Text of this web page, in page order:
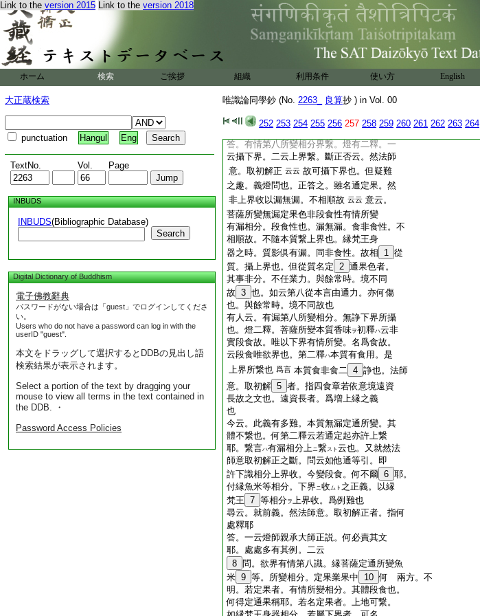
Link to the version 2015 Link to the version 2018
ホーム 検索 ご挨拶 組織 利用条件 使い方 English
大正蔵検索
punctuation Hangul Eng
TextNo. Vol. Page
INBUDS
INBUDS(Bibliographic Database)
Search
Digital Dictionary of Buddhism
電子佛教辭典
パスワードがない場合は「guest」でログインしてくださ
い。
Users who do not have a password can log in with the
userID "guest".
本文をドラッグして選択するとDDBの見出し語
検索結果が表示されます。
Select a portion of the text by dragging your
mouse to view all terms in the text contained in
the DDB. ・
Password Access Policies
唯識論同學鈔 (No. 2263_ 良算抄 ) in Vol. 00
252 253 254 255 256 257 258 259 260 261 262 263 264
等之時。所變相分。爲隨本質攝上界。將
如何 答。依燈第一釋者。下界攝也 付
之既隨本質。名定通果。何不從質屬上界
之下界者。豈欲界有定果色耶。
況下界有情第八。縁梵王身器相分。既上界
所繋也。例此可
25 爾。依之見淄洲大師餘處
釋。欲界五識。縁梵王身 26 器相分。名 27 定果
28 云釋。以五識相分。屬上地。名ト業果＊云
釋。欲界攝
答。有情第八所變相分界繋。燈有二釋。一
云攝下界。二云上界繋。斷正否云。然法師
意。取初解正 云云 故可攝下界也。但疑難
之趣。義燈問也。正答之。雖名通定果。然
非上界收以漏無漏。不相順故 云云 意云。
菩薩所變無漏定果色非段食性有情所變
有漏相分。段食性也。漏無漏。食非食性。不
相順故。不隨本質繋上界也。縁梵王身
器之時。質影倶有漏。同非食性。故相
1 從
質。攝上界也。但從質名定 2 通果色者。
其事非分。不任業力。與餘常時。境不同
故 3 也。如云第八從本言由通力。亦何傷
也。與餘常時。境不同故也
有人云。有漏第八所變相分。無諍下界所攝
也。燈二釋。菩薩所變本質香味ヲ初釋ハ云非
實段食故。唯以下界有情所變。名爲食故。
云段食唯欲界也。第二釋ハ本質有食用。是
上界所繋也 爲言 本質食非食二 4 諍也。法師
意。取初解 5 者。指四食章若依意境遠資
長故之文也。遠資長者。爲増上縁之義
也
今云。此義有多難。本質無漏定通所變。其
體不繋也。何第二釋云若通定起亦許上繋
耶。繋言ハ有漏相分上ニ繋スト 云也。又就然法
師意取初解正之斷。問云如他通等引。即
許下識相分上界收。今變段食。何不爾 6 耶。
付縁魚米等相分。下界ニ收ムト 之正義。以縁
梵王 7 等相分ヲ上界收。爲例難也
尋云。就前義。然法師意。取初解正者。指何
處釋耶
答。一云燈師親承大師正説。何必責其文
耶。處處多有其例。二云
8 問。欲界有情第八識。縁菩薩定通所變魚
米 9 等。所變相分。定果業果中 10 何 兩方。不
明。若定果者。有情所變相分。其體段食也。
何得定通果稱耶。若名定果者。上地可繋。